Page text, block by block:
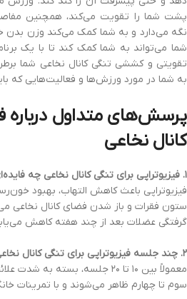
پشت شما را تقویت می‌کند، همچنین
نگه می‌دارد و به شما کمک می‌کند وزن بدن
شما می‌تواند به شما کمک کند تا با یک
تقویتی و کششی تنگی کانال نخاعی شما
به شما در مورد ورزش‌ها و فعالیت‌هایی که
پرسش‌های متداول درباره
کانال نخاعی
۱. فیزیوتراپی برای تنگی کانال نخاعی چه فایده‌ای دارد؟
فیزیوتراپی باعث کاهش التهاب، بهبود
ستون فقرات و باز شدن فضای کانال نخاعی
گرفتگی عضلات بعد از چند هفته کاهش
۲. چند جلسه فیزیوتراپی برای تنگی کانال نخاعی لازم است؟
معمولاً بین ۱۰ تا ۲۰ جلسه، بسته
سوم تا چهارم ظاهر می‌شوند و با تمرینات